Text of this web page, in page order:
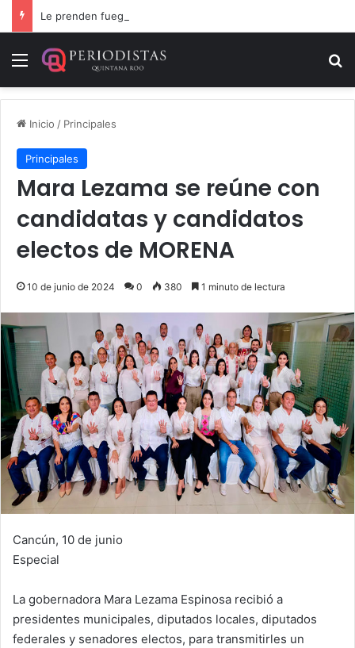
Menú
Inicio / Principales
Principales
Mara Lezama se reúne con
candidatas y candidatos
electos de MORENA
10 de junio de 2024 0 380 1 minuto de lectura
Cancún, 10 de junio
Especial
La gobernadora Mara Lezama Espinosa recibió a
presidentes municipales, diputados locales, diputados
federales y senadores electos, para transmitirles un